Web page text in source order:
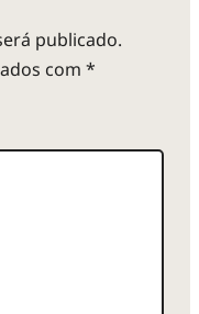
publicado.
com *